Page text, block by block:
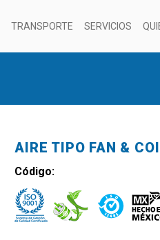
TRANSPORTE SERVICIOS
AIRE TIPO FAN &
Código: